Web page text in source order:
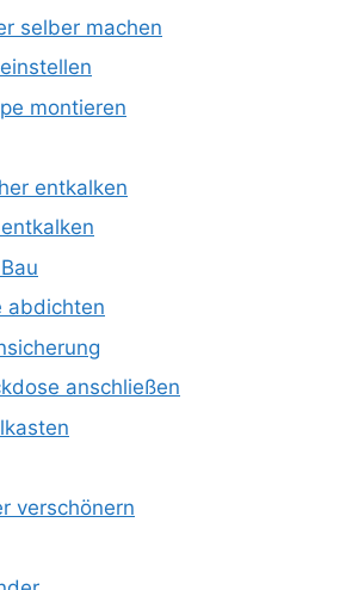
selber machen
montieren
entkalken
abdichten
anschließen
verschönern